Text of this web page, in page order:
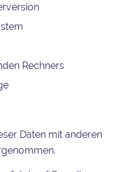
Rechners
Daten mit anderen